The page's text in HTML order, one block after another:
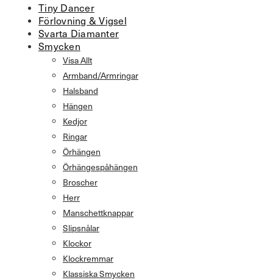
Tiny Dancer
Förlovning & Vigsel
Svarta Diamanter
Smycken
Visa Allt
Armband/Armringar
Halsband
Hängen
Kedjor
Ringar
Örhängen
Örhängespåhängen
Broscher
Herr
Manschettknappar
Slipsnålar
Klockor
Klockremmar
Klassiska Smycken